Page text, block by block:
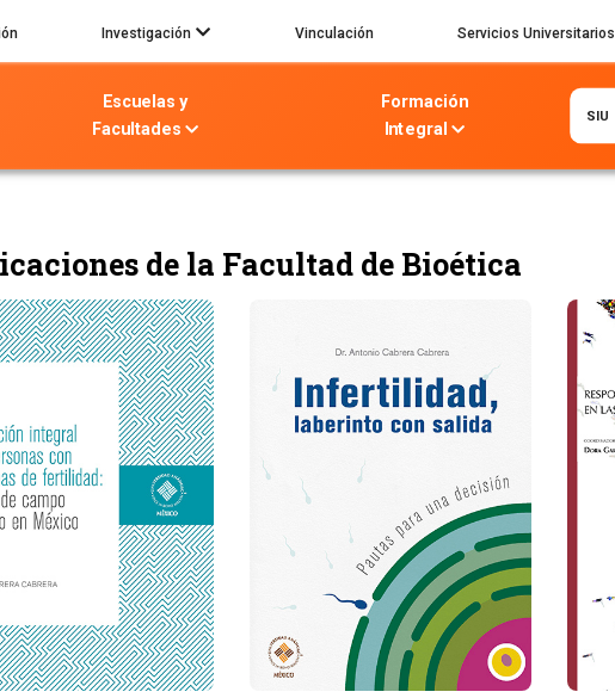
Investigación Vinculación Servicios Universitarios
Escuelas y
Facultades
Formación
Integral
SIU
de la Facultad de Bioética